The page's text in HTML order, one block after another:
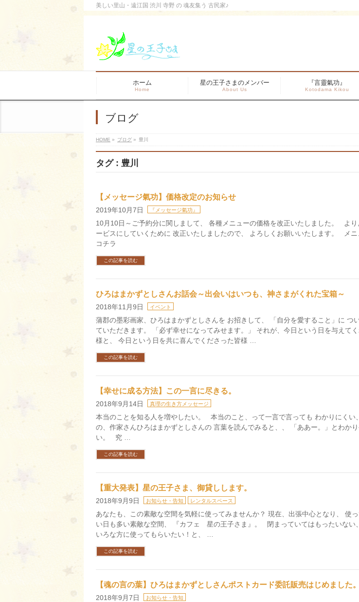
美しい里山・遠江国 渋川 寺野 の 魂友集う 古民家♪
ホーム
Home
星の王子さまのメンバー
About Us
『言靈氣功』
Kotodama Kikou
ブログ
HOME » ブログ » 豊川
タグ : 豊川
【メッセージ氣功】価格改定のお知らせ
2019年10月7日 『メッセージ氣功』
10月10日～ご予約分に関しまして、 各種メニューの価格を改正いたしました。 より
ービスにしていくために 改正いたしましたので、 よろしくお願いいたします。 メニ
コチラ
この記事を読む
ひろはまかずとしさんお話会～出会いはいつも、神さまがくれた宝箱～
2018年11月9日 イベント
蒲郡の墨彩画家、ひろはまかずとしさんを お招きして、 「自分を愛すること」に つ
ていただきます。 「必ず幸せになってみせます。」 それが、今日という日を与えて
様と、 今日という日を共に喜んでくださった皆様 …
この記事を読む
【幸せに成る方法】この一言に尽きる。
2018年9月14日 真理の生き方メッセージ
本当のことを知る人を増やしたい。 本当のこと、って一言で言っても わかりにく
の、作家さんひろはまかずとしさんの 言葉を読んでみると、、 「ああー。」とわか
い。 究 …
この記事を読む
【重大発表】星の王子さま、御貸しします。
2018年9月9日 お知らせ・告知 レンタルスペース
あなたも、この素敵な空間を気軽に使ってみませんか？ 現在、出張中心となり、 使
い日も多い素敵な空間、 『カフェ 星の王子さま』。 閉まっていてはもったいない
いろな方に使ってもらいたい！と、 …
この記事を読む
【魂の言の葉】ひろはまかずとしさんポストカード委託販売はじめました。
2018年9月7日 お知らせ・告知